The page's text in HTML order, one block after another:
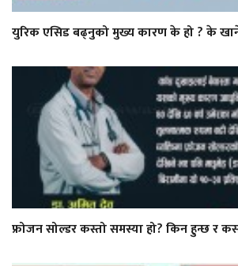
युरिक एसिड बढ्नुको मुख्य कारण के हो ? के
फ्रोजन सोल्डर कस्तो समस्या हो? किन हुन्छ र